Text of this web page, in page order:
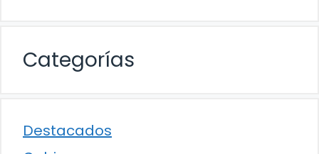
Categorías
Destacados